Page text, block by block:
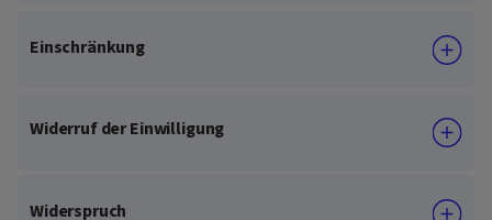
Einschränkung
Widerruf der Einwilligung
Widerspruch